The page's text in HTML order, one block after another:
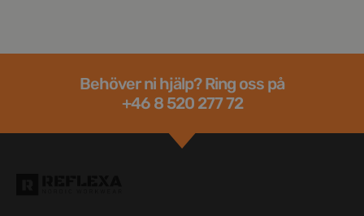
Behöver ni hjälp? Ring oss på
+46 8 520 277 72